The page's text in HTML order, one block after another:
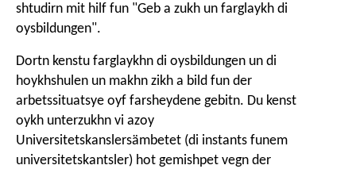
shtudirn mit hilf fun "Geb a zukh un farglaykh di
oysbildungen".
Dortn kenstu farglaykhn di oysbildungen un di
hoykhshulen un makhn zikh a bild fun der
arbetssituatsye oyf farsheydene gebitn. Du kenst
oykh unterzukhn vi azoy
Universitetskanslersämbetet (di instants funem
universitetskantsler) hot gemishpet vegn der